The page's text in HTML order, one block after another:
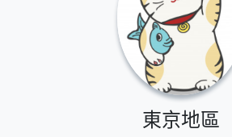
東京地區